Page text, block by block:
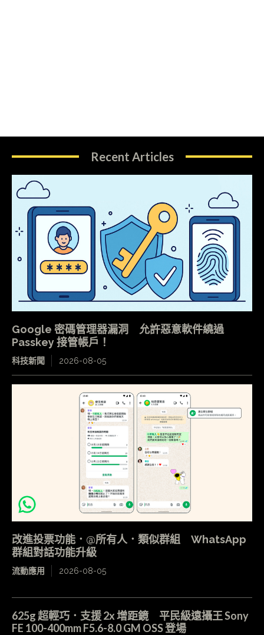
Recent Articles
Google 密碼管理器漏洞 允許惡意軟件繞過
Passkey 接管帳戶！
科技新聞 2026-08-05
改進投票功能．@所有人．類似群組 WhatsApp
群組對話功能升級
流動應用 2026-08-05
625g 超輕巧．支援 2x 增距鏡 平民級遠攝王 Sony
FE 100-400mm F5.6-8.0 GM OSS 登場